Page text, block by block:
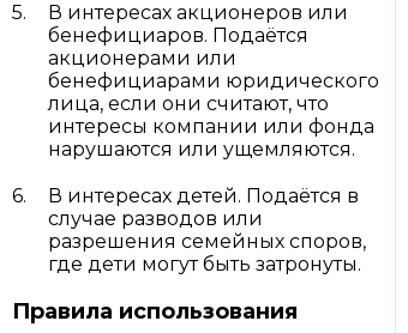
В интересах акционеров или
бенефициаров. Подаётся
акционерами или
бенефициарами юридического
лица, если они считают, что
интересы компании или фонда
нарушаются или ущемляются.
В интересах детей. Подаётся в
случае разводов или
разрешения семейных споров,
где дети могут быть затронуты.
Правила использования